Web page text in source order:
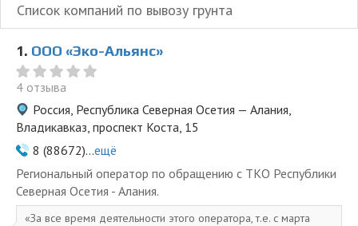
Список компаний по вывозу грунта
1. ООО «Эко-Альянс»
4 отзыва
Россия, Республика Северная Осетия — Алания,
Владикавказ, проспект Коста, 15
8 (88672)...ещё
Региональный оператор по обращению с ТКО Республики
Северная Осетия - Алания.
За все время деятельности этого оператора, т.е. с марта